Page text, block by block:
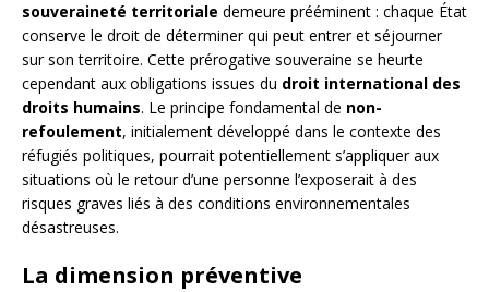
souveraineté territoriale demeure prééminent : chaque État
conserve le droit de déterminer qui peut entrer et séjourner
sur son territoire. Cette prérogative souveraine se heurte
cependant aux obligations issues du droit international des
droits humains. Le principe fondamental de non-
refoulement, initialement développé dans le contexte des
réfugiés politiques, pourrait potentiellement s’appliquer aux
situations où le retour d’une personne l’exposerait à des
risques graves liés à des conditions environnementales
désastreuses.
La dimension préventive